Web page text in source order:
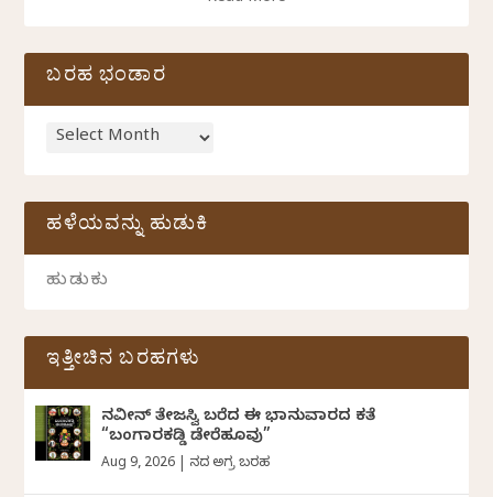
ಬರಹ ಭಂಡಾರ
ಹಳೆಯವನ್ನು ಹುಡುಕಿ
ಇತ್ತೀಚಿನ ಬರಹಗಳು
ನವೀನ್‌ ತೇಜಸ್ವಿ ಬರೆದ ಈ ಭಾನುವಾರದ ಕತೆ
“ಬಂಗಾರಕಡ್ಡಿ ಡೇರೆಹೂವು”
Aug 9, 2026 ದಿನದ ಅಗ್ರ ಬರಹ